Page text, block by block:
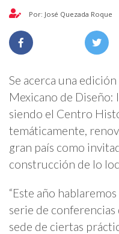
Por: José Quezada Roque
Se acerca una
Mexicano de Diseño:
siendo el Centro
temáticamente,
gran país como
construcción de lo
“Este año
serie de
sede de ciertas